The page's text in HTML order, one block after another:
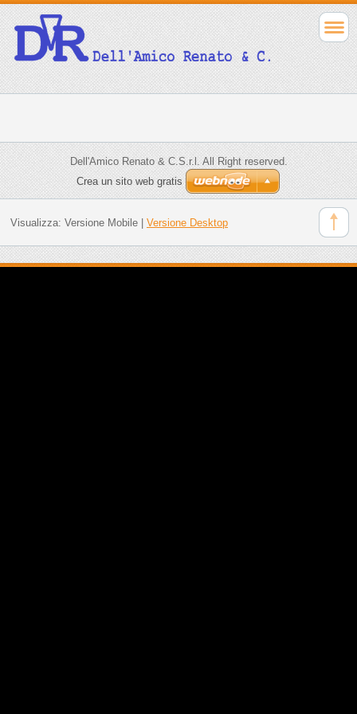
Dell'Amico Renato & C.S.r.l. All Right reserved.
Crea un sito web gratis
Visualizza: Versione Mobile| Versione Desktop